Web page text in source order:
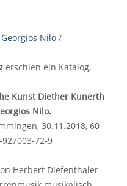
Georgios Nilo /
erschien ein Katalog,
Kunst Diether Kunerth
Nilo.
30.11.2018, 60
927003-72-9
Herbert Diefenthaler